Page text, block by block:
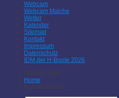
Webcam
Webcam Malche
Wetter
Kalender
Sitemap
Kontakt
Impressum
Datenschutz
IDM der H-Boote 2026
Aktuelle Seite:
Home
Rundschreiben